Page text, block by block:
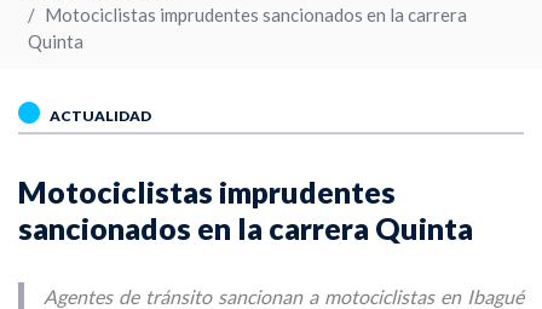
Motociclistas imprudentes sancionados en la carrera
Quinta
ACTUALIDAD
Motociclistas imprudentes
sancionados en la carrera Quinta
Agentes de tránsito sancionan a motociclistas en Ibagué